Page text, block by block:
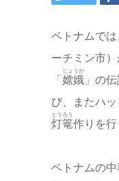
ベトナムで
ーチミン市
「 嫦娥
じょうが
」の
び、またハ
灯篭
とうろう
作りを行
ベトナムの